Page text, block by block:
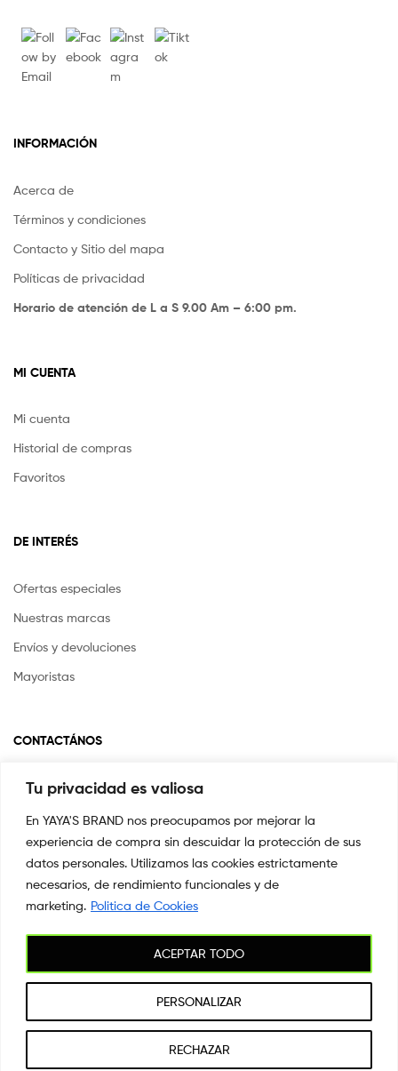
Tu privacidad es valiosa
En YAYA'S BRAND nos preocupamos por mejorar la
experiencia de compra sin descuidar la protección de sus
datos personales. Utilizamos las cookies estrictamente
necesarios, de rendimiento funcionales y de
marketing. Politica de Cookies
PERSONALIZAR
RECHAZAR
ACEPTAR TODO
INFORMACIÓN
Acerca de
Términos y condiciones
Contacto y Sitio del mapa
Políticas de privacidad
Horario de atención de L a S 9.00 Am – 6:00 pm.
MI CUENTA
Mi cuenta
Historial de compras
Favoritos
DE INTERÉS
Ofertas especiales
Nuestras marcas
Envíos y devoluciones
Mayoristas
CONTACTÁNOS
Si tienes alguna pregunta o inquietud escríbenos a
📍CARRERA 8 # 14-45 SAN PEDRO
CALI, COLOMBIA
+57 3044553869
Copyright © 2026YAYA'S BRAND. All Rights Reserved.